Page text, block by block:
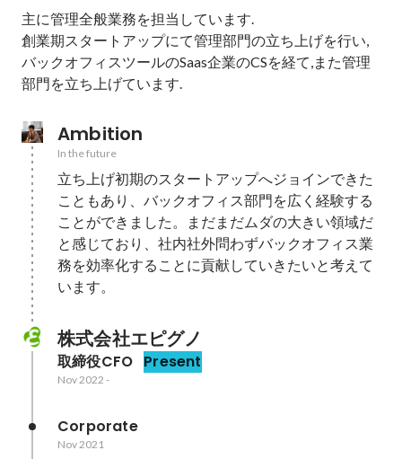
主に管理全般業務を担当しています.
創業期スタートアップにて管理部門の立ち上げを行い,
バックオフィスツールのSaas企業のCSを経て,また管理
部門を立ち上げています.
Ambition
In the future
立ち上げ初期のスタートアップへジョインできた
こともあり、バックオフィス部門を広く経験する
ことができました。まだまだムダの大きい領域だ
と感じており、社内社外問わずバックオフィス業
務を効率化することに貢献していきたいと考えて
います。
株式会社エピグノ
取締役CFO Present
Nov 2022 -
Corporate
Nov 2021